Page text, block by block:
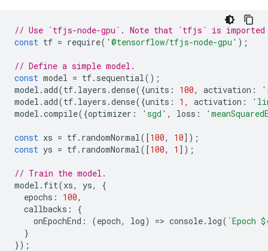
// Use `tfjs-node-gpu`. Note that `tfjs` is
const tf = require( '@tensorflow/tfjs-node-gpu' );
// Define a simple model.
const model = tf. sequential();
model .add(tf. layers .dense({units : 100, activation :
model .add(tf. layers .dense({units : 1 , activation :
model .compile({optimizer : 'sgd' , loss :
const xs = tf. randomNormal([100, 10]);
const ys = tf. randomNormal([100, 1 ]);
// Train the model.
model . fit(xs, ys,
{
epochs : 100,
callbacks :
{
onEpochEnd : (epoch, log) => console. log( `Epoch
}
});